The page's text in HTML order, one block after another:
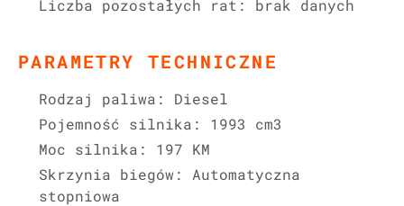
Liczba pozostałych rat: brak danych
PARAMETRY TECHNICZNE
Rodzaj paliwa: Diesel
Pojemność silnika: 1993 cm3
Moc silnika: 197 KM
Skrzynia biegów: Automatyczna
stopniowa